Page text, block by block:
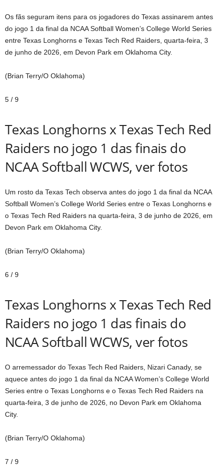
Os fãs seguram itens para os jogadores do Texas assinarem antes
do jogo 1 da final da NCAA Softball Women’s College World Series
entre Texas Longhorns e Texas Tech Red Raiders, quarta-feira, 3
de junho de 2026, em Devon Park em Oklahoma City.
(Brian Terry/O Oklahoma)
5 / 9
Texas Longhorns x Texas Tech Red
Raiders no jogo 1 das finais do
NCAA Softball WCWS, ver fotos
Um rosto da Texas Tech observa antes do jogo 1 da final da NCAA
Softball Women’s College World Series entre o Texas Longhorns e
o Texas Tech Red Raiders na quarta-feira, 3 de junho de 2026, em
Devon Park em Oklahoma City.
(Brian Terry/O Oklahoma)
6 / 9
Texas Longhorns x Texas Tech Red
Raiders no jogo 1 das finais do
NCAA Softball WCWS, ver fotos
O arremessador do Texas Tech Red Raiders, Nizari Canady, se
aquece antes do jogo 1 da final da NCAA Women’s College World
Series entre o Texas Longhorns e o Texas Tech Red Raiders na
quarta-feira, 3 de junho de 2026, no Devon Park em Oklahoma
City.
(Brian Terry/O Oklahoma)
7 / 9